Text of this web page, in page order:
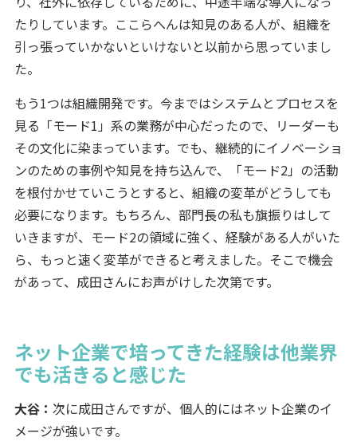
たりしています。ここらへんは知見のある人が、組織を
引っ張っていかないといけないと以前から思っていまし
た。
もう1つは組織開発です。今まではシステムとプロセスを
見る「モード1」系の業務が中心だったので、リーダーも
その文化に染まっています。でも、継続的にイノベーショ
ンのための事例や知見を持ち込んで、「モード2」の活動
を根付かせていこうとすると、組織の変革がどうしても
必要になります。もちろん、部門長の私も旗振りはして
いきますが、モード2の領域に強く、経験がある人がいた
ら、もっと速く変革ができると考えました。そこで機会
があって、成田さんにお声がけした次第です。
ネット企業で培ってきた経験は他業界
でも活きると感じた
大谷： 次に成田さんですが、個人的にはネット企業のイ
メージが強いです。